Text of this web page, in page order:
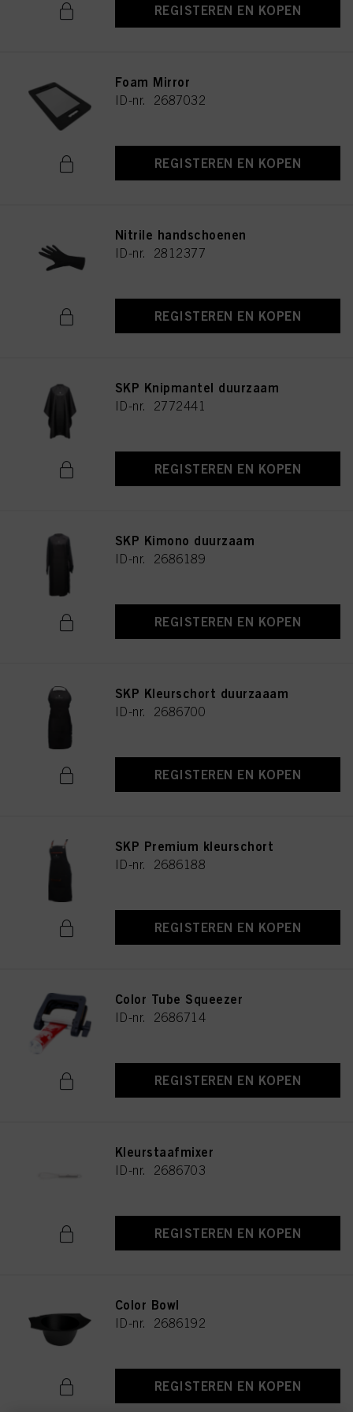
REGISTEREN EN KOPEN
Foam Mirror
ID-nr. 2687032
REGISTEREN EN KOPEN
Nitrile handschoenen
ID-nr. 2812377
REGISTEREN EN KOPEN
SKP Knipmantel duurzaam
ID-nr. 2772441
REGISTEREN EN KOPEN
SKP Kimono duurzaam
ID-nr. 2686189
REGISTEREN EN KOPEN
SKP Kleurschort duurzaaam
ID-nr. 2686700
REGISTEREN EN KOPEN
SKP Premium kleurschort
ID-nr. 2686188
REGISTEREN EN KOPEN
Color Tube Squeezer
ID-nr. 2686714
REGISTEREN EN KOPEN
Kleurstaafmixer
ID-nr. 2686703
REGISTEREN EN KOPEN
Color Bowl
ID-nr. 2686192
REGISTEREN EN KOPEN